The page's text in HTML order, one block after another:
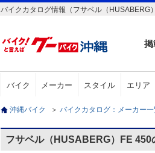
バイクカタログ情報（フサベル（HUSABERG
バイク メーカー スタイル エリア
沖縄バイク ＞ バイクカタログ：メーカー
フサベル（HUSABERG）FE 450